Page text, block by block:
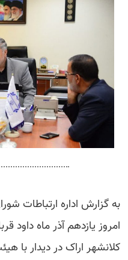
به گزارش اداره ارتباطات
امروز یازدهم آذر ماه داود
کلانشهر اراک در دیدار با